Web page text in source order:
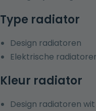
Type radiator
Design radiatoren
Elektrische
Kleur radiator
Design radiatoren wit